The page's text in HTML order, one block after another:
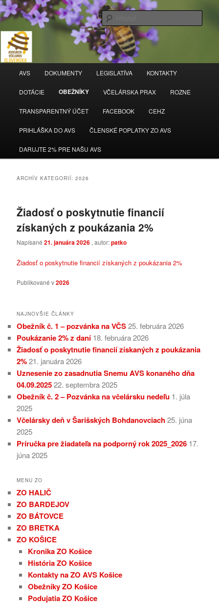
AVS
Preskočiť
na
primárny
Preskočiť
na
sekundárny
AVS DOKUMENTY LEGISLATÍVA KONTAKTY
DOTÁCIE OBEŽNÍKY VČELÁRSKA PRAX ROZNE
TRANSPARENTNÝ ÚČET FACEBOOK CEHZ
PRIHLÁŠKA DO AVS ČLENSKÉ POPLATKY ZO AVS
DARUJTE 2% PRE NAŠU AVS
ARCHÍV KATEGORIÍ:2026
Žiadosť o poskytnutie financií
získaných z poukázania 2%
Napísané21. januára 2026 , autor:patko
Žiadosť o poskytnutie financií získaných z poukázania 2%
Publikované v2026
NAJNOVŠIE ČLÁNKY
Obežník č. 1 – pozvánka na VČS25. februára 2026
Poukázanie 2% z daní 18. februára 2026
Žiadosť o poskytnutie financií získaných z poukázania
2%21. januára 2026
Uznesenie zo zasadnutia Snemu AVS konaného dňa
04.09.202522. septembra 2025
Obežník č. 2 – Pozvánka na včelársku nedeľu 1. júla
2025
Včelársky deň v Šarišských Bohdanovciach25. júna
2025
Príručka pre žiadateľa na podporný rok 2025_2026 17.
júna 2025
MENU ZO
ZO HALIČ
ZO BARDEJOV
ZO BÁTOVCE
ZO BRETKA
ZO KOŠICE
Kronika ZO Košice
História ZO Košice
Kontakty na ZO AVS Košice
Obežníky ZO Košice
Podujatia ZO Košice